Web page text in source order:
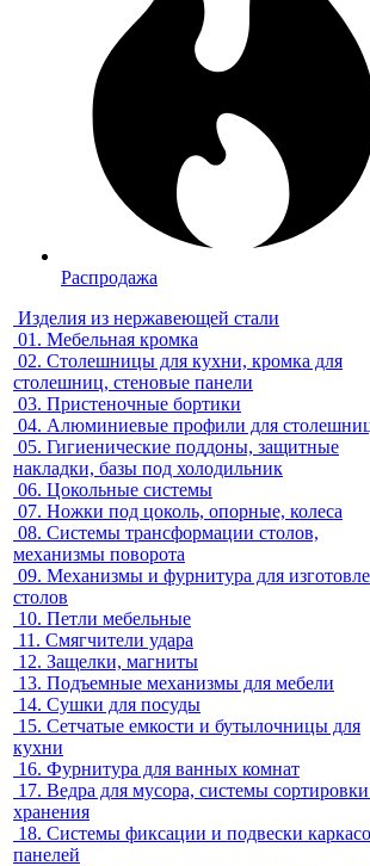
Распродажа
Изделия из нержавеющей стали
01. Мебельная кромка
02. Столешницы для кухни, кромка для
столешниц, стеновые панели
03. Пристеночные бортики
04. Алюминиевые профили для
05. Гигиенические поддоны, защитные
накладки, базы под холодильник
06. Цокольные системы
07. Ножки под цоколь, опорные, колеса
08. Системы трансформации столов,
механизмы поворота
09. Механизмы и фурнитура для
столов
10. Петли мебельные
11. Смягчители удара
12. Защелки, магниты
13. Подъемные механизмы для мебели
14. Сушки для посуды
15. Сетчатые емкости и бутылочницы для
кухни
16. Фурнитура для ванных комнат
17. Ведра для мусора, системы
хранения
18. Системы фиксации и подвески
панелей